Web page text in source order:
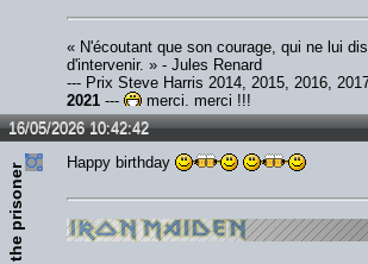
« N'écoutant que son courage, qui ne lui
d'intervenir. » - Jules Renard
--- Prix Steve Harris 2014, 2015, 2016,
2021 ---
merci, merci !!!
16/05/2026 10:42:42
the prisoner
Happy birthday